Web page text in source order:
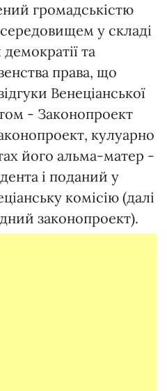
громадськістю
у складі
демократії та
права, що
Венеціанської
- Законопроект
кулуарно
його альма-матер -
і поданий у
комісію (далі
законопроект).